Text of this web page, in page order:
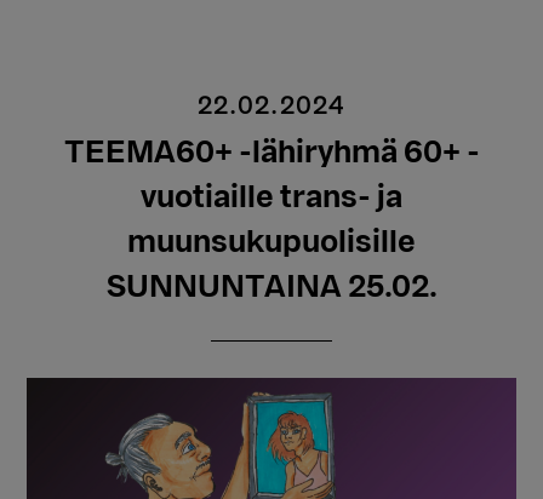
22.02.2024
TEEMA60+ -lähiryhmä 60+ -
vuotiaille trans- ja
muunsukupuolisille
SUNNUNTAINA 25.02.